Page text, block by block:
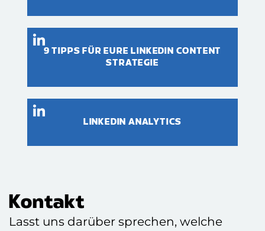
9 TIPPS FÜR EURE LINKEDIN CONTENT
STRATEGIE
LINKEDIN ANALYTICS
Kontakt
Lasst uns darüber sprechen, welche